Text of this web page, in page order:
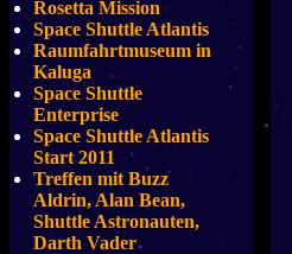
Rosetta Mission
Space Shuttle Atlantis
Raumfahrtmuseum in
Kaluga
Space Shuttle
Enterprise
Space Shuttle Atlantis
Start 2011
Treffen mit Buzz
Aldrin, Alan Bean,
Shuttle Astronauten,
Darth Vader